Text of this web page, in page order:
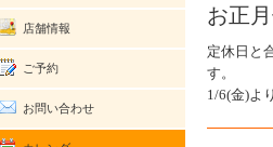
お正
定休日と
す。
1/6(金)よ
店舗情報
ご予約
お問い合わせ